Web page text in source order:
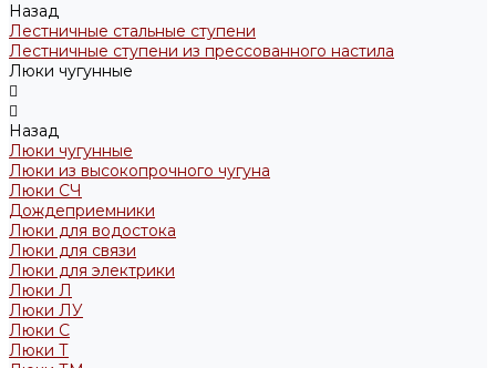
Назад
Лестничные стальные ступени
Лестничные ступени из прессованного настила
Люки чугунные
Назад
Люки чугунные
Люки из высокопрочного чугуна
Люки СЧ
Дождеприемники
Люки для водостока
Люки для связи
Люки для электрики
Люки Л
Люки ЛУ
Люки С
Люки Т